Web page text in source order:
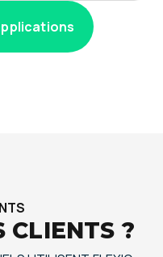
en temps réel de
CLIENTS ?